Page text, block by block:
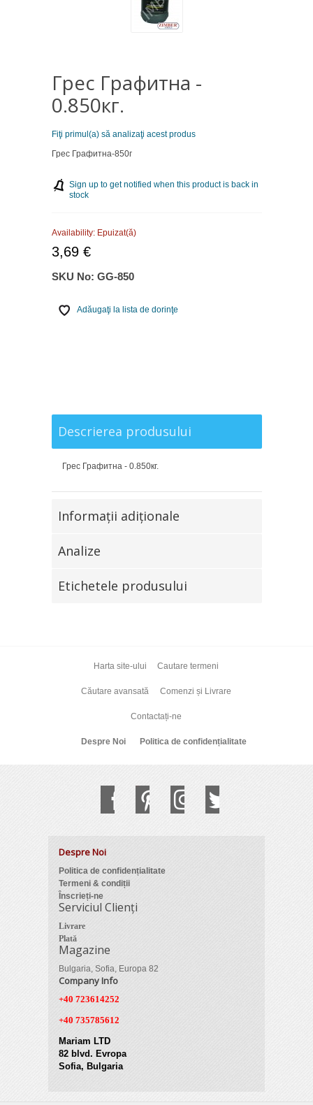
Грес Графитна -
0.850кг.
Fiţi primul(a) să analizaţi acest produs
Грес Графитна-850г
Sign up to get notified when this product is back in
stock
Availability: Epuizat(ă)
3,69 €
SKU No: GG-850
Adăugaţi la lista de dorinţe
Descrierea produsului
Грес Графитна - 0.850кг.
Informaţii adiţionale
Analize
Etichetele produsului
Harta site-ului Cautare termeni
Căutare avansată Comenzi și Livrare
Contactați-ne
Despre Noi Politica de confidențialitate
Despre Noi
Politica de confidențialitate
Termeni & condiții
Înscrieți-ne
Serviciul Clienți
Livrare
Plată
Magazine
Bulgaria, Sofia, Europa 82
Company Info
+40 723614252
+40 735785612
Mariam LTD
82 blvd. Evropa
Sofia, Bulgaria